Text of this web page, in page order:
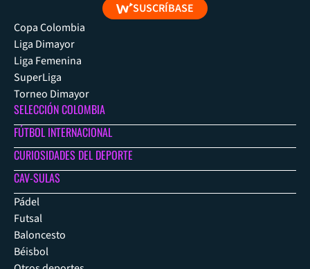
SUSCRÍBASE
Copa Colombia
Liga Dimayor
Liga Femenina
SuperLiga
Torneo Dimayor
SELECCIÓN COLOMBIA
FÚTBOL INTERNACIONAL
CURIOSIDADES DEL DEPORTE
CAV-SULAS
Pádel
Futsal
Baloncesto
Béisbol